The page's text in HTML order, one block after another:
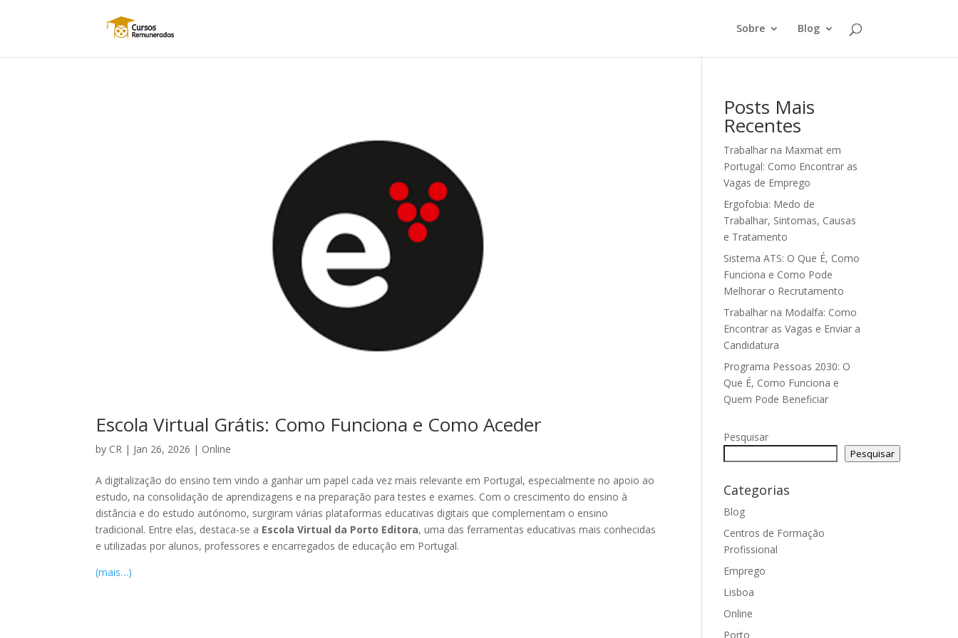
Sobre Blog
Escola Virtual Grátis: Como Funciona e Como Aceder
by CR | Jan 26, 2026 | Online
A digitalização do ensino tem vindo a ganhar um papel cada vez mais relevante em Portugal, especialmente no apoio ao
estudo, na consolidação de aprendizagens e na preparação para testes e exames. Com o crescimento do ensino à
distância e do estudo autónomo, surgiram várias plataformas educativas digitais que complementam o ensino
tradicional. Entre elas, destaca-se a Escola Virtual da Porto Editora, uma das ferramentas educativas mais conhecidas
e utilizadas por alunos, professores e encarregados de educação em Portugal.
(mais…)
Posts Mais
Recentes
Trabalhar na Maxmat em
Portugal: Como Encontrar as
Vagas de Emprego
Ergofobia: Medo de
Trabalhar, Sintomas, Causas
e Tratamento
Sistema ATS: O Que É, Como
Funciona e Como Pode
Melhorar o Recrutamento
Trabalhar na Modalfa: Como
Encontrar as Vagas e Enviar a
Candidatura
Programa Pessoas 2030: O
Que É, Como Funciona e
Quem Pode Beneficiar
Pesquisar
Pesquisar
Categorias
Blog
Centros de Formação
Profissional
Emprego
Lisboa
Online
Porto